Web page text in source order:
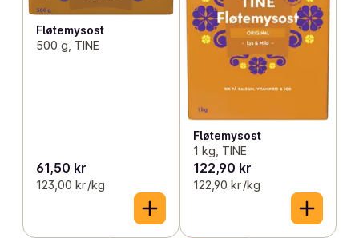
Fløtemysost
500 g, TINE
61,50 kr
123,00 kr /kg
Fløtemysost
1 kg, TINE
122,90 kr
122,90 kr /kg